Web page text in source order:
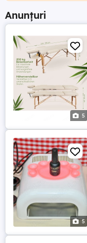
Anunțuri
5
5